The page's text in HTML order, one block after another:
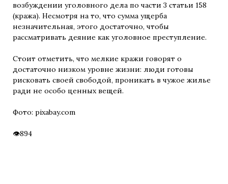
возбуждении уголовного дела по части 3 статьи 158
(кража). Несмотря на то, что сумма ущерба
незначительная, этого достаточно, чтобы
рассматривать деяние как уголовное преступление.
Стоит отметить, что мелкие кражи говорят о
достаточно низком уровне жизни: люди готовы
рисковать своей свободой, проникать в чужое жилье
ради не особо ценных вещей.
Фото: pixabay.com
894